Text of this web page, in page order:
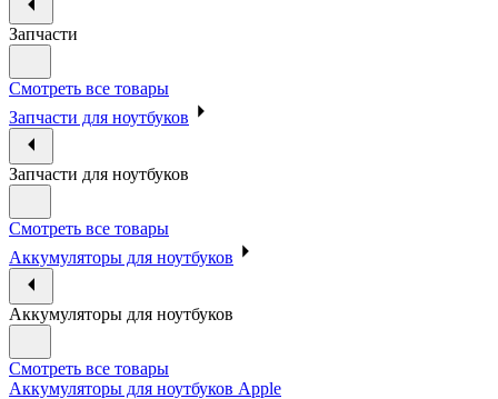
Запчасти
Смотреть все товары
Запчасти для ноутбуков
Запчасти для ноутбуков
Смотреть все товары
Аккумуляторы для ноутбуков
Аккумуляторы для ноутбуков
Смотреть все товары
Аккумуляторы для ноутбуков Apple